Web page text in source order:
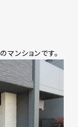
ンションです。